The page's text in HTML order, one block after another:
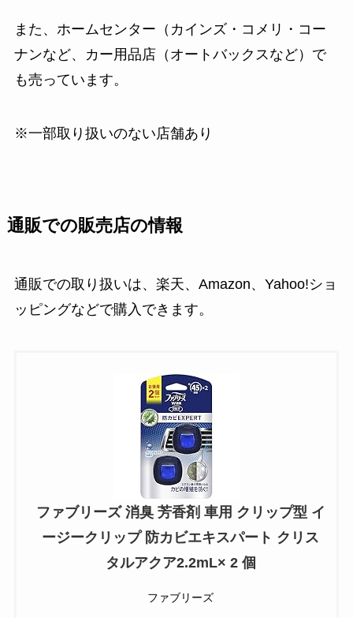
また、ホームセンター（カインズ・コメリ・コー
ナンなど、カー用品店（オートバックスなど）で
も売っています。
※一部取り扱いのない店舗あり
通販での販売店の情報
通販での取り扱いは、楽天、Amazon、Yahoo!ショ
ッピングなどで購入できます。
ファブリーズ 消臭 芳香剤 車用 クリップ型 イ
ージークリップ 防カビエキスパート クリス
タルアクア2.2mL× 2 個
ファブリーズ